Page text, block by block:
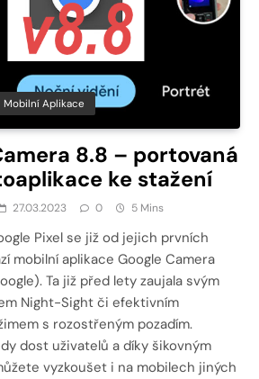
Mobilní Aplikace
8.8 – portovaná
ke stažení
27.03.2023 0 5 Mins
Pixel se již od jejich prvních
mobilní aplikace Google Camera
Ta již před lety zaujala svým
Night-Sight či efektivním
s rozostřeným pozadím.
dost uživatelů a díky šikovným
vyzkoušet i na mobilech jiných